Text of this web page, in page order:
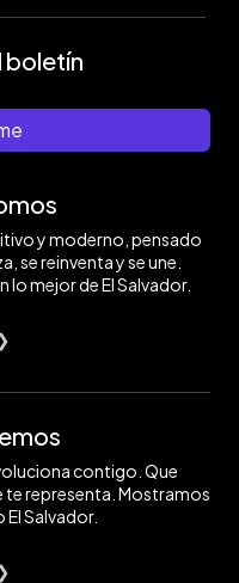
boletín
y moderno, pensado
se reinventa y se une.
mejor de El Salvador.
contigo. Que
te representa. Mostramos
Salvador.